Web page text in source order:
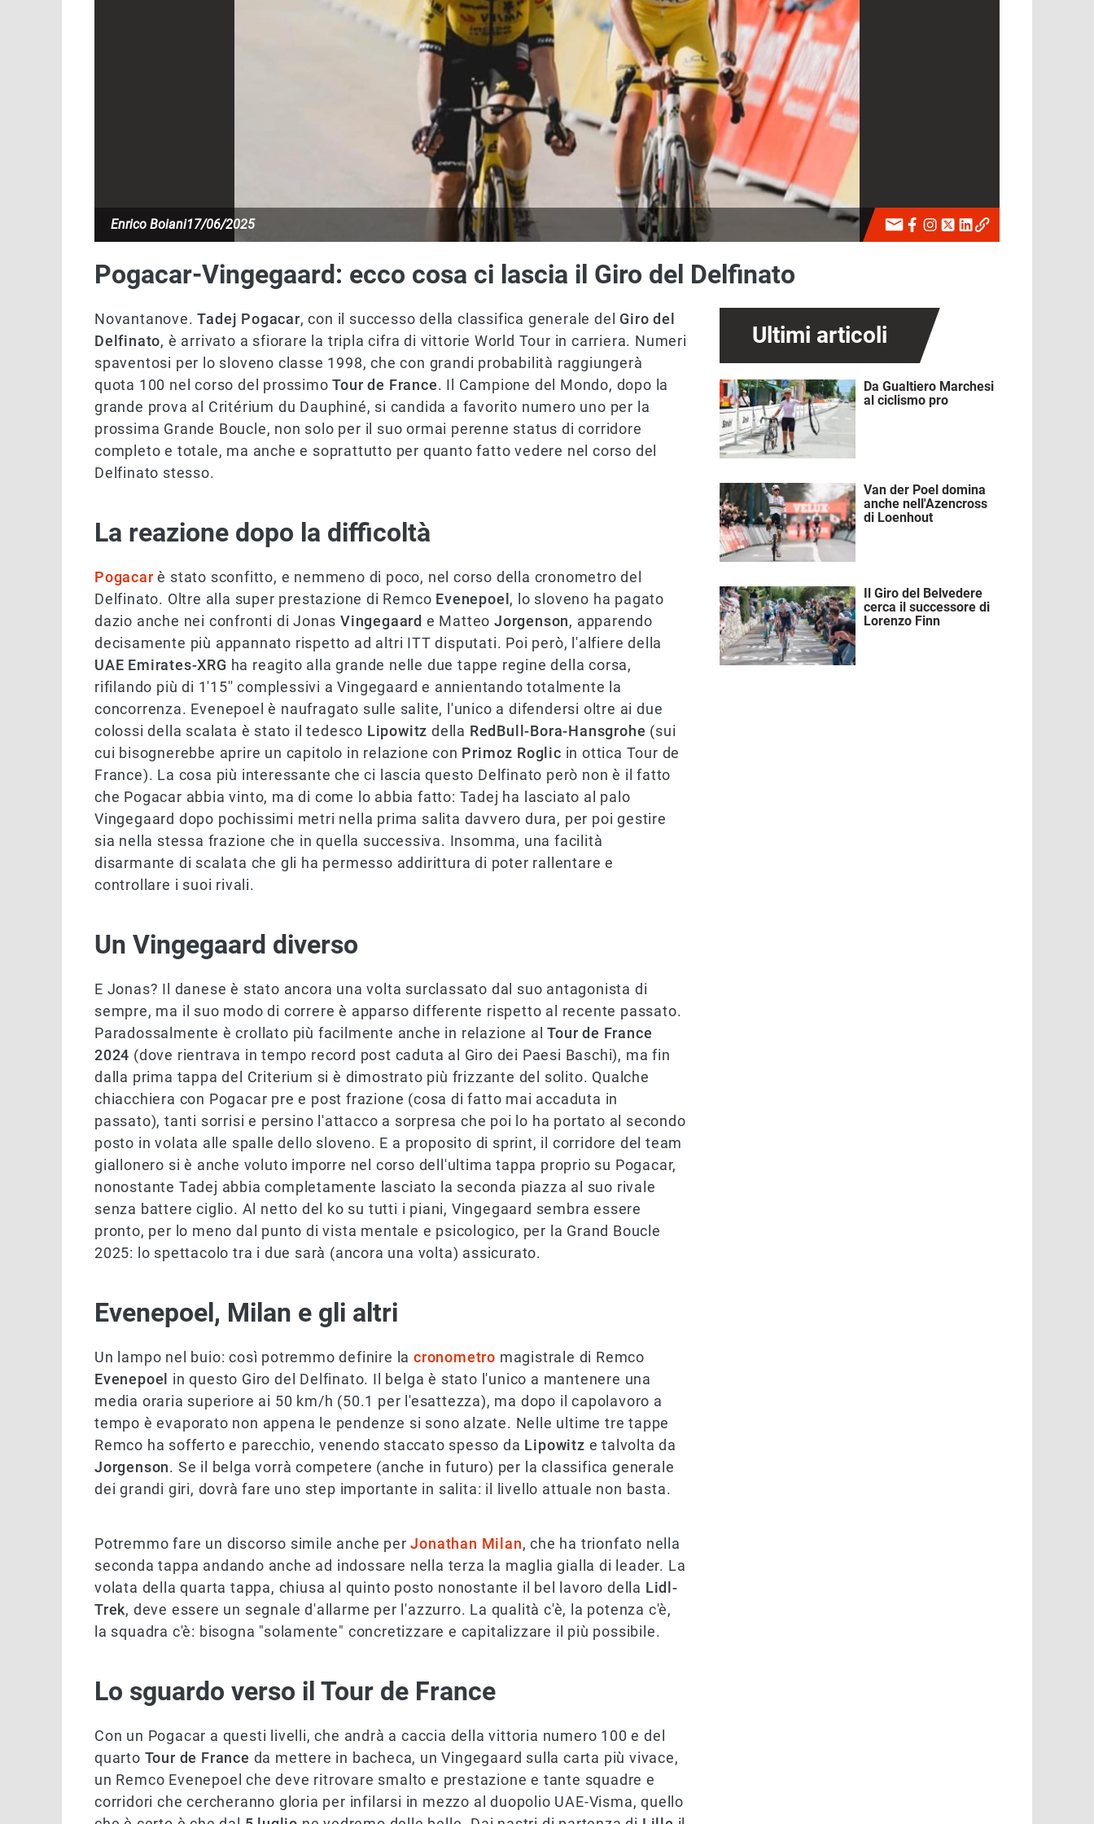
Enrico Boiani17/06/2025
Pogacar-Vingegaard: ecco cosa ci lascia il Giro del Delfinato
Novantanove.Tadej Pogacar, con il successo della classifica generale del Giro del
Delfinato, è arrivato a sfiorare la tripla cifra di vittorie World Tour in carriera. Numeri
spaventosi per lo sloveno classe 1998, che con grandi probabilità raggiungerà
quota 100 nel corso del prossimoTour de France. Il Campione del Mondo, dopo la
grande prova al Critérium du Dauphiné, si candida a favorito numero uno per la
prossima Grande Boucle, non solo per il suo ormai perenne status di corridore
completo e totale, ma anche e soprattutto per quanto fatto vedere nel corso del
Delfinato stesso.
La reazione dopo la difficoltà
Pogacar è stato sconfitto, e nemmeno di poco, nel corso della cronometro del
Delfinato. Oltre alla super prestazione di Remco Evenepoel , lo sloveno ha pagato
dazio anche nei confronti di Jonas Vingegaard e Matteo Jorgenson, apparendo
decisamente più appannato rispetto ad altri ITT disputati. Poi però, l'alfiere della
UAE Emirates-XRG ha reagito alla grande nelle due tappe regine della corsa,
rifilando più di 1'15'' complessivi a Vingegaard e annientando totalmente la
concorrenza. Evenepoel è naufragato sulle salite, l'unico a difendersi oltre ai due
colossi della scalata è stato il tedesco Lipowitz della RedBull-Bora-Hansgrohe (sui
cui bisognerebbe aprire un capitolo in relazione con Primoz Roglic in ottica Tour de
France). La cosa più interessante che ci lascia questo Delfinato però non è il fatto
che Pogacar abbia vinto, ma di come lo abbia fatto: Tadej ha lasciato al palo
Vingegaard dopo pochissimi metri nella prima salita davvero dura, per poi gestire
sia nella stessa frazione che in quella successiva. Insomma, una facilità
disarmante di scalata che gli ha permesso addirittura di poter rallentare e
controllare i suoi rivali.
Un Vingegaard diverso
E Jonas? Il danese è stato ancora una volta surclassato dal suo antagonista di
sempre, ma il suo modo di correre è apparso differente rispetto al recente passato.
Paradossalmente è crollato più facilmente anche in relazione alTour de France
2024 (dove rientrava in tempo record post caduta al Giro dei Paesi Baschi), ma fin
dalla prima tappa del Criterium si è dimostrato più frizzante del solito. Qualche
chiacchiera con Pogacar pre e post frazione (cosa di fatto mai accaduta in
passato), tanti sorrisi e persino l'attacco a sorpresa che poi lo ha portato al secondo
posto in volata alle spalle dello sloveno. E a proposito di sprint, il corridore del team
giallonero si è anche voluto imporre nel corso dell'ultima tappa proprio su Pogacar,
nonostante Tadej abbia completamente lasciato la seconda piazza al suo rivale
senza battere ciglio. Al netto del ko su tutti i piani, Vingegaard sembra essere
pronto, per lo meno dal punto di vista mentale e psicologico, per la Grand Boucle
2025: lo spettacolo tra i due sarà (ancora una volta) assicurato.
Evenepoel, Milan e gli altri
Un lampo nel buio: così potremmo definire la cronometro magistrale di Remco
Evenepoel
in questo Giro del Delfinato. Il belga è stato l'unico a mantenere una
media oraria superiore ai 50 km/h (50.1 per l'esattezza), ma dopo il capolavoro a
tempo è evaporato non appena le pendenze si sono alzate. Nelle ultime tre tappe
Remco ha sofferto e parecchio, venendo staccato spesso da Lipowitz e talvolta da
Jorgenson. Se il belga vorrà competere (anche in futuro) per la classifica generale
dei grandi giri, dovrà fare uno step importante in salita: il livello attuale non basta.
Potremmo fare un discorso simile anche perJonathan Milan, che ha trionfato nella
seconda tappa andando anche ad indossare nella terza la maglia gialla di leader. La
volata della quarta tappa, chiusa al quinto posto nonostante il bel lavoro della Lidl-
Trek, deve essere un segnale d'allarme per l'azzurro. La qualità c'è, la potenza c'è,
la squadra c'è: bisogna "solamente" concretizzare e capitalizzare il più possibile.
Lo sguardo verso il Tour de France
Con un Pogacar a questi livelli, che andrà a caccia della vittoria numero 100 e del
quarto Tour de France da mettere in bacheca, un Vingegaard sulla carta più vivace,
un Remco Evenepoel che deve ritrovare smalto e prestazione e tante squadre e
corridori che cercheranno gloria per infilarsi in mezzo al duopolio UAE-Visma, quello
Ultimi articoli
Immagine
Da Gualtiero Marchesi
al ciclismo pro
Immagine
Van der Poel domina
anche nell'Azencross
di Loenhout
Immagine
Il Giro del Belvedere
cerca il successore di
Lorenzo Finn